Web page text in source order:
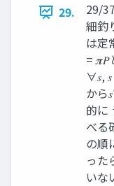
29.
29/
細釣
は定
= 𝝅𝑃
∀𝑠, 𝑠
から
的に
べる
の順
った
いな